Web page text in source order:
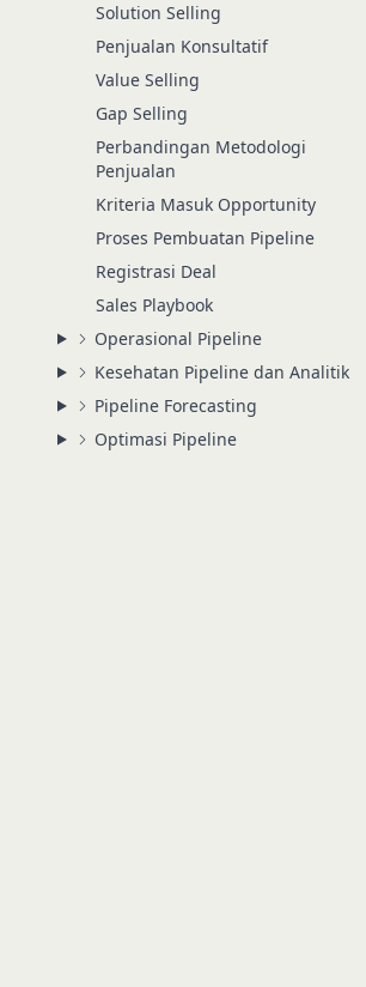
Solution Selling
Penjualan Konsultatif
Value Selling
Gap Selling
Perbandingan Metodologi
Penjualan
Kriteria Masuk Opportunity
Proses Pembuatan Pipeline
Registrasi Deal
Sales Playbook
Operasional Pipeline
Kesehatan Pipeline dan Analitik
Pipeline Forecasting
Optimasi Pipeline